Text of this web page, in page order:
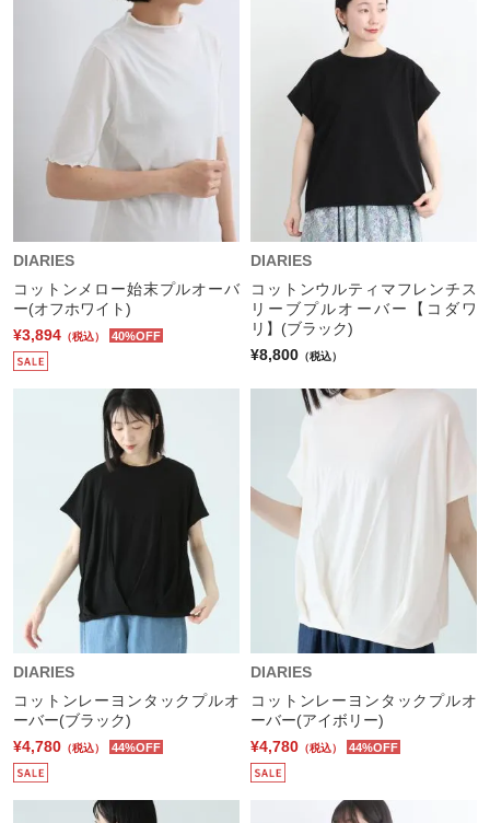
DIARIES
コットンメロー始末プルオーバ
ー(オフホワイト)
¥3,894 （税込） 40%OFF
DIARIES
コットンウルティマフレンチス
リーブプルオーバー【コダワ
リ】(ブラック)
¥8,800 （税込）
DIARIES
コットンレーヨンタックプルオ
ーバー(ブラック)
¥4,780 （税込） 44%OFF
DIARIES
コットンレーヨンタックプルオ
ーバー(アイボリー)
¥4,780 （税込） 44%OFF